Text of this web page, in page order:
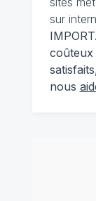
sur
coûteux
nous